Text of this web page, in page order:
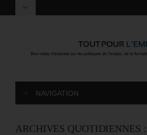
NAVIGATION
ARCHIVES QUOTIDIENNES :